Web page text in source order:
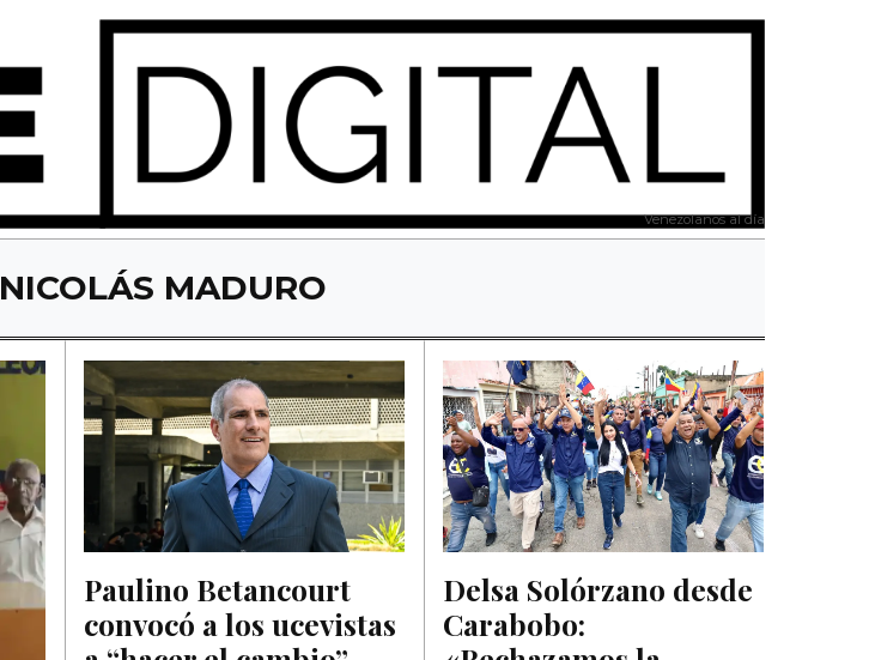
Venezolanos al día
NICOLÁS MADURO
Paulino Betancourt
convocó a los ucevistas
Delsa Solórzano desde
Carabobo: